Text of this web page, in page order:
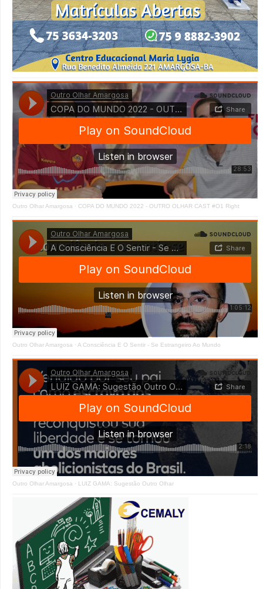
Outro Olhar Amargosa · COPA DO MUNDO 2022 - OUTRO OLHAR CAST #O1 Right
Outro Olhar Amargosa · A Consciência E O Sentir - Se Estrangeiro Ao Mundo
Outro Olhar Amargosa · LUIZ GAMA: Sugestão Outro Olhar